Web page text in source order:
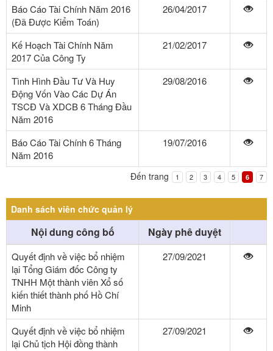
Báo Cáo Tài Chính Năm 2016
(Đã Được Kiểm Toán)
26/04/2017
Kế Hoạch Tài Chính Năm
2017 Của Công Ty
21/02/2017
Tình Hình Đầu Tư Và Huy
Động Vốn Vào Các Dự Án
TSCĐ Và XDCB 6 Tháng Đầu
Năm 2016
29/08/2016
Báo Cáo Tài Chính 6 Tháng
Năm 2016
19/07/2016
Đến trang 1 2 3 4 5 6 7
Danh sách viên chức quản lý
Nội dung công bố Ngày phê duyệt
Quyết định về việc bổ nhiệm
lại Tổng Giám đốc Công ty
TNHH Một thành viên Xổ số
kiến thiết thành phố Hồ Chí
Minh
27/09/2021
Quyết định về việc bổ nhiệm
lại Chủ tịch Hội đồng thành
27/09/2021